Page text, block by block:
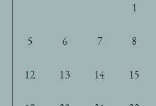
1
5 6 7 8
12 13 14 15